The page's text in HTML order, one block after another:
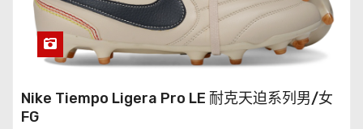
Nike Tiempo Ligera Pro LE 耐克天迫系列男/女
FG